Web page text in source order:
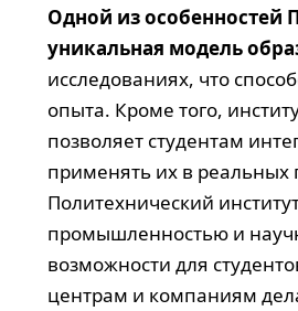
Одной из особенностей
уникальная модель
исследованиях, что
опыта. Кроме того,
позволяет студентам
применять их в реальных
Политехнический
промышленностью и
возможности для
центрам и компаниям